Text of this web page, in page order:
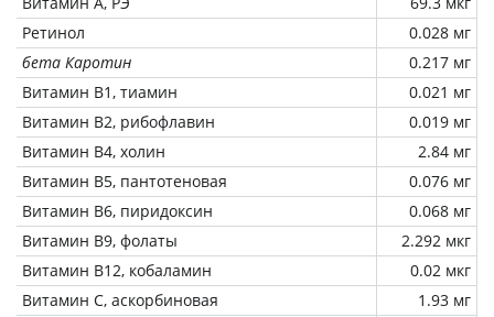
Ретинол
0.028 мг
бета Каротин
0.217 мг
Витамин В1, тиамин
0.021 мг
Витамин В2, рибофлавин
0.019 мг
Витамин В4, холин
2.84 мг
Витамин В5, пантотеновая
0.076 мг
Витамин В6, пиридоксин
0.068 мг
Витамин В9, фолаты
2.292 мкг
Витамин В12, кобаламин
0.02 мкг
Витамин C, аскорбиновая
1.93 мг